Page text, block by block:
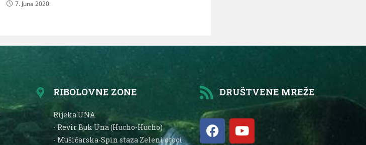
7. Juna 2020.
RIBOLOVNE ZONE
Rijeka UNA
- Revir Buk Una (Hucho-Hucho)
- Mušičarska-Spin staza Zeleni otoci
DRUŠTVENE MREŽE